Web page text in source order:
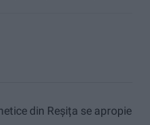
din Reșița se apropie